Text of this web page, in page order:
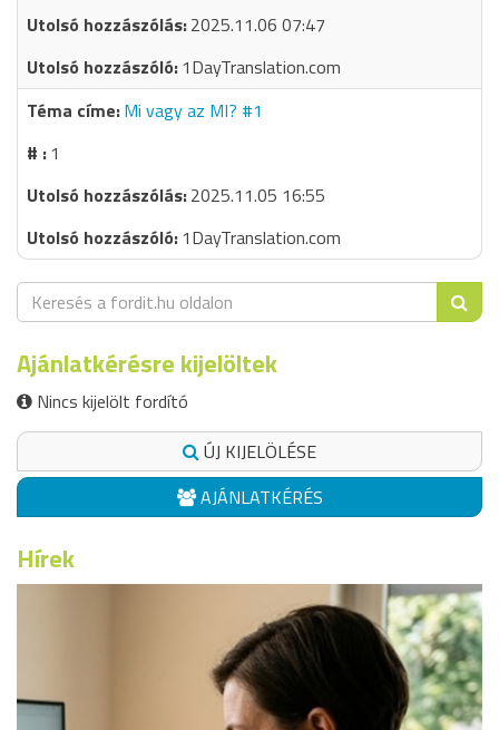
2025.11.06 07:47
1DayTranslation.com
Mi vagy az MI? #1
1
2025.11.05 16:55
1DayTranslation.com
Ajánlatkérésre kijelöltek
Nincs kijelölt fordító
ÚJ KIJELÖLÉSE
AJÁNLATKÉRÉS
Hírek